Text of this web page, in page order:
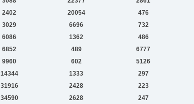
2402 20054 476
3029 6696 732
6086 1362 486
6852 489 6777
9960 602 5126
14344 1333 297
31916 2428 223
34590 2628 247